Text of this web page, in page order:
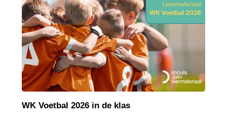
WK Voetbal 2026 in de klas